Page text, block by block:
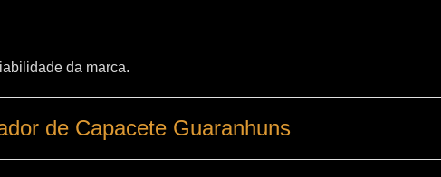
da marca.
de Capacete Guaranhuns